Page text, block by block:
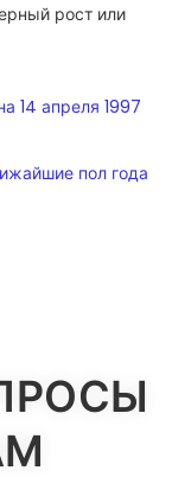
рост или
14 апреля 1997
пол года